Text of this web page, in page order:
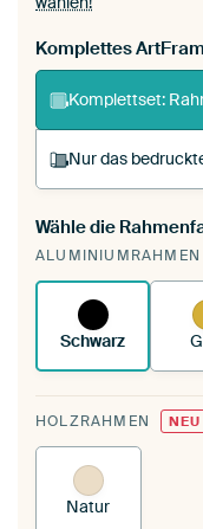
Komplettes
Komplettset:
Nur das
Du spannst
deinen
funktioniert
Wähle die
ALUMINIUMRAHMEN
Schwarz
HOLZRAHMEN NEU
Natur